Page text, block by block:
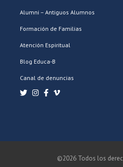
Alumni – Antiguos Alumnos
Formación de Familias
Atención Espiritual
Blog Educa-B
Canal de denuncias
©2026 Todos los